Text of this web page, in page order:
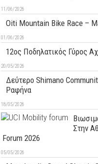
11/06/2026
Oiti Mountain Bike Race –
01/06/2026
12ος Ποδηλατικός Γύρος
20/05/2026
Δεύτερo Shimano
Ραφήνα
18/05/2026
Στην
Forum 2026
05/05/2026